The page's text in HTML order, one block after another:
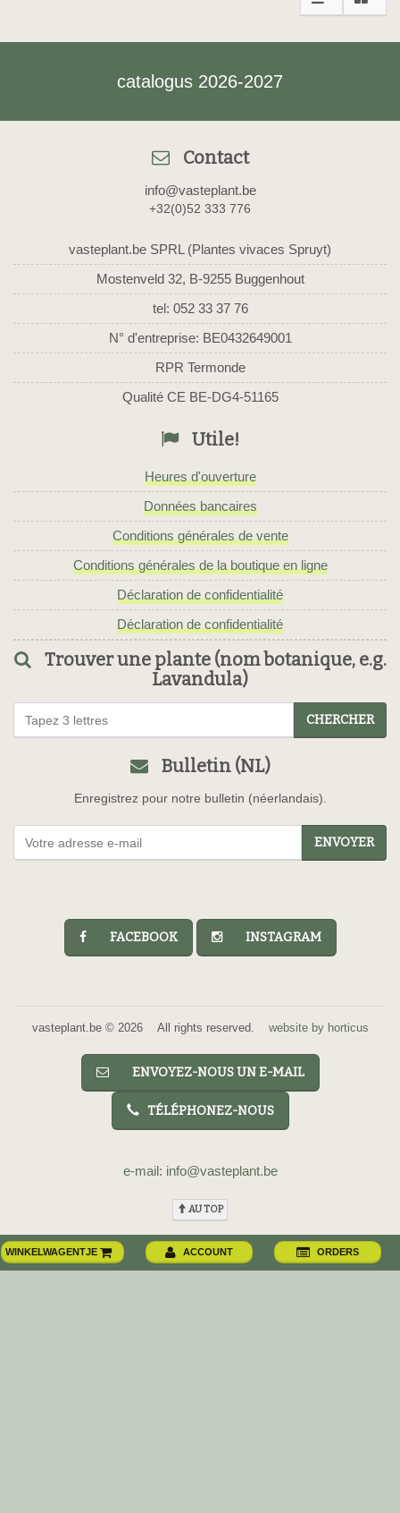
catalogus 2026-2027
Contact
info@vasteplant.be
+32(0)52 333 776
vasteplant.be SPRL (Plantes vivaces Spruyt)
Mostenveld 32, B-9255 Buggenhout
tel: 052 33 37 76
N° d'entreprise: BE0432649001
RPR Termonde
Qualité CE BE-DG4-51165
Utile!
Heures d'ouverture
Données bancaires
Conditions générales de vente
Conditions générales de la boutique en ligne
Déclaration de confidentialité
Déclaration de confidentialité
Trouver une plante (nom botanique, e.g.
Lavandula)
CHERCHER
Bulletin (NL)
Enregistrez pour notre bulletin (néerlandais).
ENVOYER
FACEBOOK INSTAGRAM
vasteplant.be © 2026 All rights reserved. website by horticus
ENVOYEZ-NOUS UN E-MAIL
TÉLÉPHONEZ-NOUS
e-mail: info@vasteplant.be
AU TOP
WINKELWAGENTJE ACCOUNT ORDERS